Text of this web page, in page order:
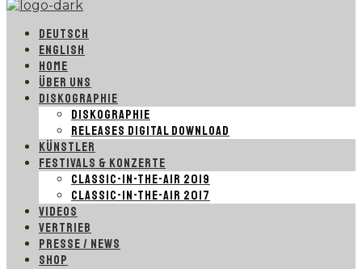
DEUTSCH
ENGLISH
HOME
ÜBER UNS
DISKOGRAPHIE
DISKOGRAPHIE
RELEASES DIGITAL DOWNLOAD
KÜNSTLER
FESTIVALS & KONZERTE
CLASSIC-IN-THE-AIR 2019
CLASSIC-IN-THE-AIR 2017
VIDEOS
VERTRIEB
PRESSE / NEWS
SHOP